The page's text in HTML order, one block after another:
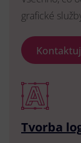
grafické
Tvorba